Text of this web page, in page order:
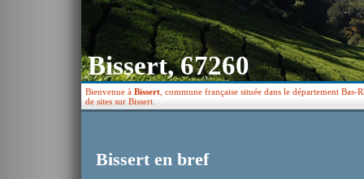
Bissert, 67260
Bienvenue à Bissert , commune française située dans le département
de sites sur Bissert.
Bissert en bref